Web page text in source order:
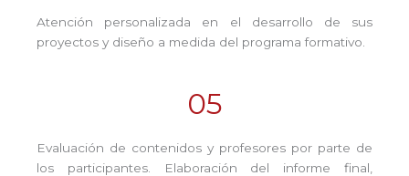
Atención personalizada en el desarrollo de sus
proyectos y diseño a medida del programa formativo.
05
Evaluación de contenidos y profesores por parte de
los participantes. Elaboración del informe final,